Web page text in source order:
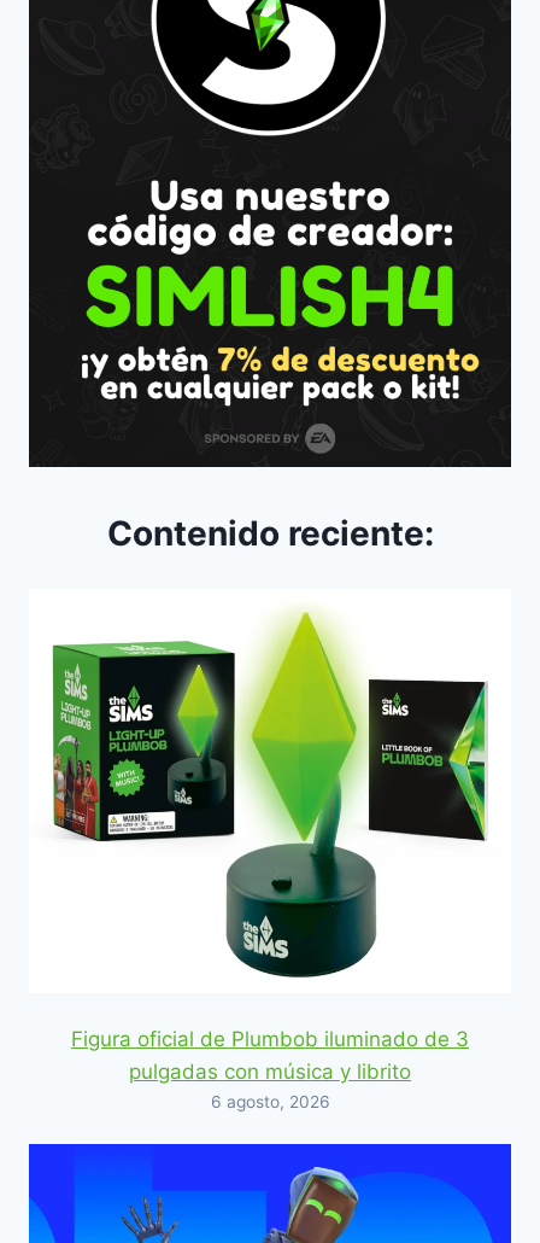
Contenido reciente:
Figura oficial de Plumbob iluminado de 3
pulgadas con música y librito
6 agosto, 2026